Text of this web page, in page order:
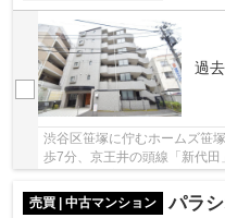
過
渋谷区笹塚に佇むホームズ笹
歩7分、京王井の頭線「新代田
バス便も豊富で便利な立地で
売買 | 中古マンション
パラ